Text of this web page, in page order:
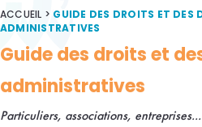
ACCUEIL > GUIDE DES DROITS ET DES
ADMINISTRATIVES
Guide des droits et
administratives
Particuliers, associations,